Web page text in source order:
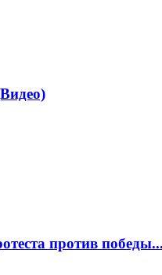
против победы...